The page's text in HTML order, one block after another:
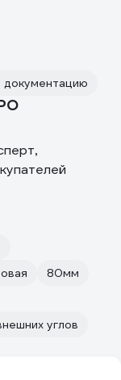
документацию
80мм
углов